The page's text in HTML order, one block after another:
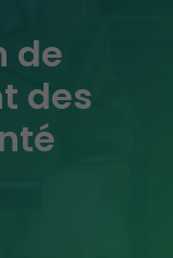
de
des